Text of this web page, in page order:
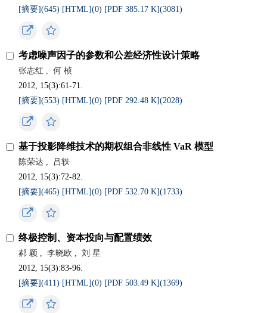
[摘要](645) [HTML](0) [PDF 385.17 K](3081)
考虑噪声因子的参数和公差经济性设计策略
张志红 ,
何 桢
2012, 15(3):61-71.
[摘要](553) [HTML](0) [PDF 292.48 K](2028)
基于投影降维技术的期权组合非线性 VaR 模型
陈荣达 ,
吕轶
2012, 15(3):72-82.
[摘要](465) [HTML](0) [PDF 532.70 K](1733)
终极控制、资本投向与配置绩效
郝 颖 , 李晓欧 ,
刘 星
2012, 15(3):83-96.
[摘要](411) [HTML](0) [PDF 503.49 K](1369)